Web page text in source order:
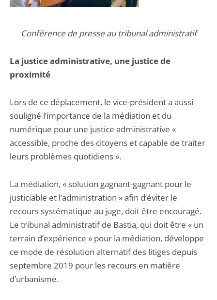
Conférence de presse au tribunal administratif
La justice administrative, une justice de
proximité
Lors de ce déplacement, le vice-président a aussi
souligné l’importance de la médiation et du
numérique pour une justice administrative «
accessible, proche des citoyens et capable de traiter
leurs problèmes quotidiens ».
La médiation, « solution gagnant-gagnant pour le
justiciable et l’administration » afin d’éviter le
recours systématique au juge, doit être encouragé.
Le tribunal administratif de Bastia, qui doit être « un
terrain d’expérience » pour la médiation, développe
ce mode de résolution alternatif des litiges depuis
septembre 2019 pour les recours en matière
d’urbanisme.